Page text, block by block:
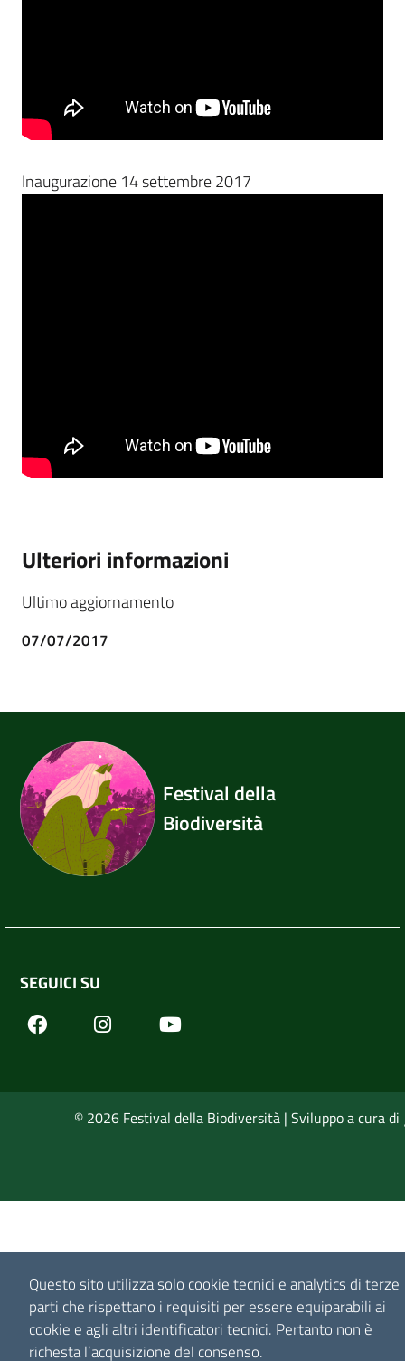
Questo sito utilizza solo cookie tecnici e analytics di terze
parti che rispettano i requisiti per essere equiparabili ai
cookie e agli altri identificatori tecnici. Pertanto non è
richesta l’acquisizione del consenso.
Inaugurazione 14 settembre 2017
Ulteriori informazioni
Ultimo aggiornamento
07/07/2017
Festival della
Biodiversità
SEGUICI SU
FacebookInstagram
© 2026 Festival della Biodiversità | Sviluppo a cura di